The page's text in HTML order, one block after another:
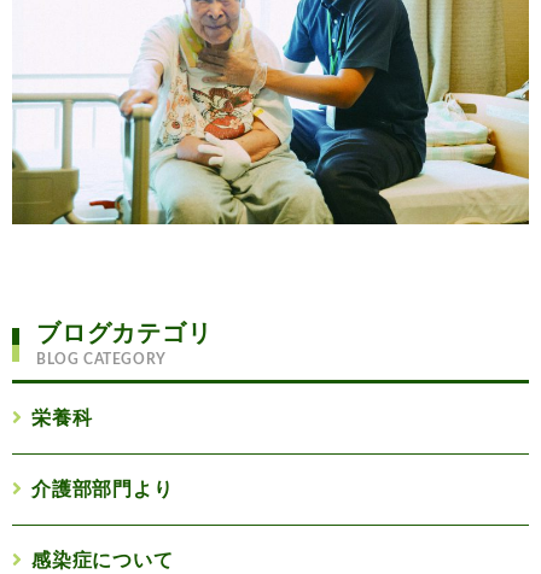
ブログカテゴリ
BLOG CATEGORY
栄養科
介護部部門より
感染症について